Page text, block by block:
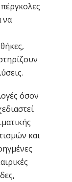
να
όσον
και